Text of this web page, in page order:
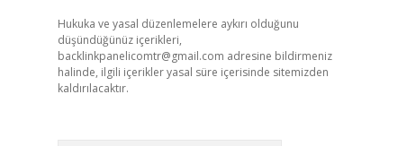
Hukuka ve yasal düzenlemelere aykırı olduğunu
düşündüğünüz içerikleri,
backlinkpanelicomtr@gmail.com adresine bildirmeniz
halinde, ilgili içerikler yasal süre içerisinde sitemizden
kaldırılacaktır.